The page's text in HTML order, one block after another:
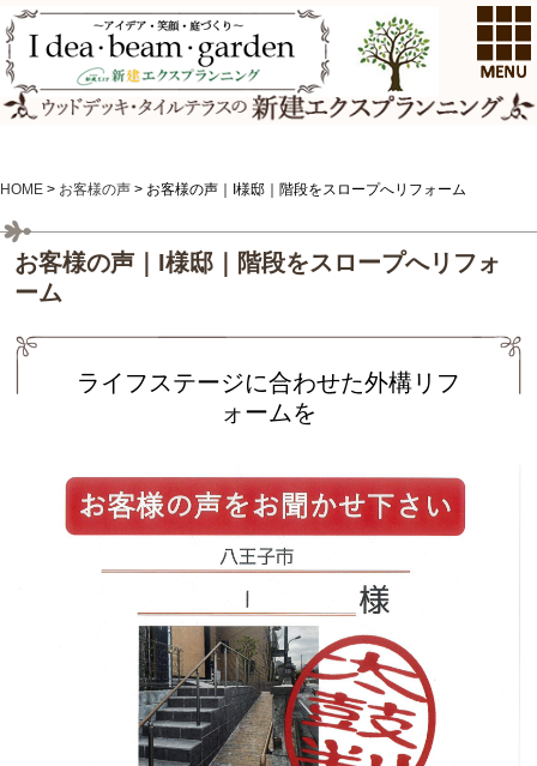
HOME > お客様の声 > お客様の声｜I様邸｜階段をスロープへリフォーム
お客様の声｜I様邸｜階段をスロープへリフォ
ーム
ライフステージに合わせた外構リフ
ォームを